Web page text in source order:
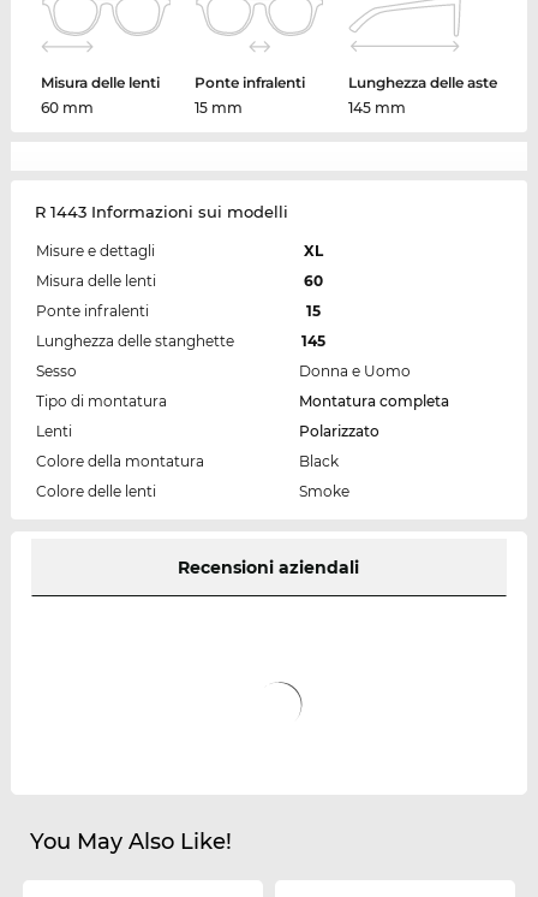
Misura delle lenti
60 mm
Ponte infralenti
15 mm
Lunghezza delle aste
145 mm
R 1443 Informazioni sui modelli
Misure e dettagli
XL
Misura delle lenti
60
Ponte infralenti
15
Lunghezza delle stanghette
145
Sesso
Donna e Uomo
Tipo di montatura
Montatura completa
Lenti
Polarizzato
Colore della montatura
Black
Colore delle lenti
Smoke
Recensioni aziendali
You May Also Like!